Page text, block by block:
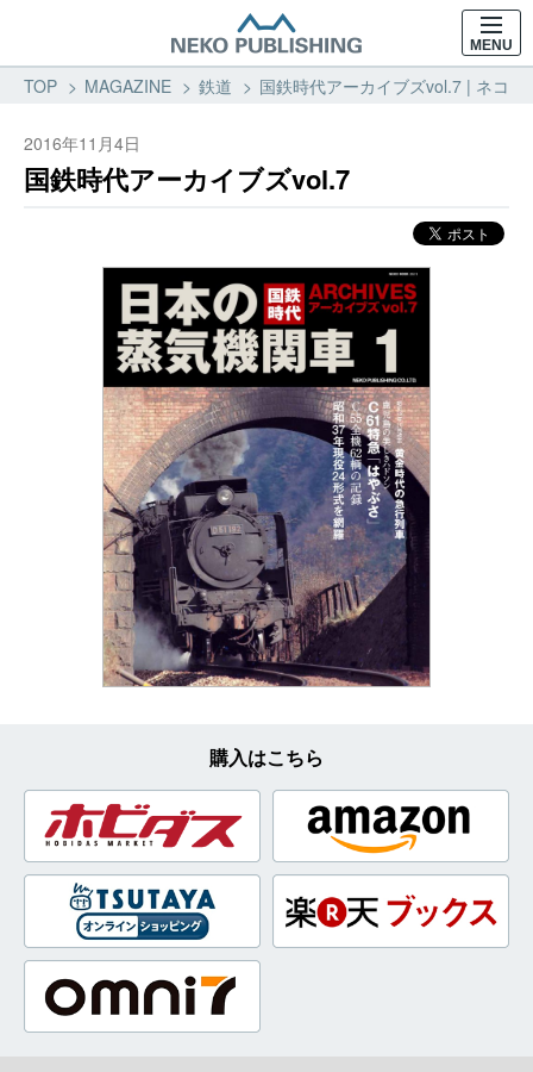
MENU
TOP MAGAZINE 鉄道 国鉄時代アーカイブズvol.7 | ネコ・
2016年11月4日
国鉄時代アーカイブズvol.7
購入はこちら